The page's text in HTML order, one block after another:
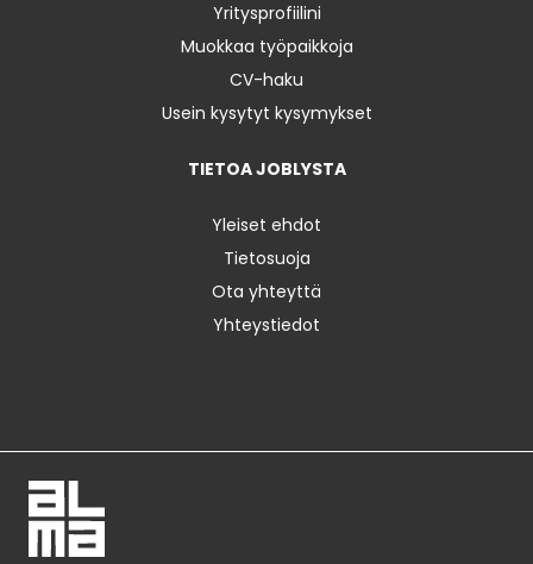
Yritysprofiilini
Muokkaa työpaikkoja
CV-haku
Usein kysytyt kysymykset
TIETOA JOBLYSTA
Yleiset ehdot
Tietosuoja
Ota yhteyttä
Yhteystiedot